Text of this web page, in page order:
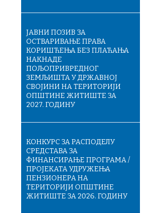
ЈАВНИ ПОЗИВ ЗА
ОСТВАРИВАЊЕ ПРАВА
КОРИШЋЕЊА БЕЗ ПЛАЋАЊА
НАКНАДЕ
ПОЉОПРИВРЕДНОГ
ЗЕМЉИШТА У ДРЖАВНОЈ
СВОЈИНИ НА ТЕРИТОРИЈИ
ОПШТИНЕ ЖИТИШТЕ ЗА
2027. ГОДИНУ
КОНКУРС ЗА РАСПОДЕЛУ
СРЕДСТАВА ЗА
ФИНАНСИРАЊЕ ПРОГРАМА /
ПРОЈЕКАТА УДРУЖЕЊА
ПЕНЗИОНЕРА НА
ТЕРИТОРИЈИ ОПШТИНЕ
ЖИТИШТЕ ЗА 2026. ГОДИНУ